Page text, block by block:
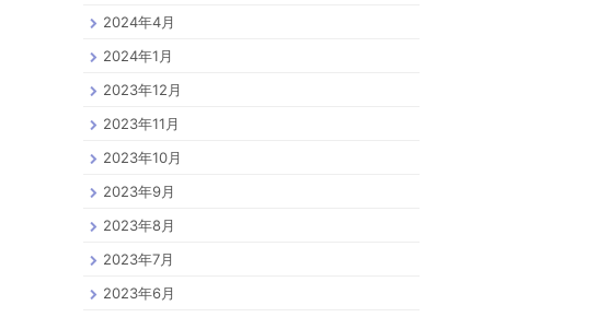
2024年4月
2024年1月
2023年12月
2023年11月
2023年10月
2023年9月
2023年8月
2023年7月
2023年6月